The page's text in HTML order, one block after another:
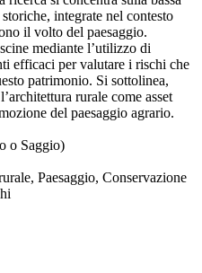
integrate nel contesto
il volto del paesaggio.
mediante l’utilizzo di
efficaci per valutare i rischi che
patrimonio. Si sottolinea,
rurale come asset
del paesaggio agrario.
o Saggio)
Paesaggio, Conservazione